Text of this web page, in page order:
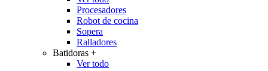
Procesadores
Robot de cocina
Sopera
Ralladores
Batidoras +
Ver todo